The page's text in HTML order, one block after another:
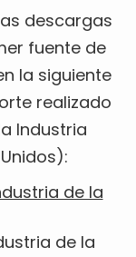
descargas
fuente de
la siguiente
realizado
Industria
de la